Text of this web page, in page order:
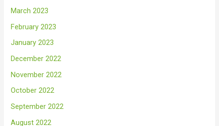
March 2023
February 2023
January 2023
December 2022
November 2022
October 2022
September 2022
August 2022